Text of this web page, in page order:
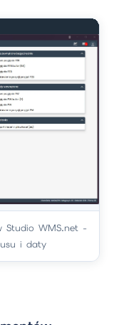
Studio WMS.net -
i daty